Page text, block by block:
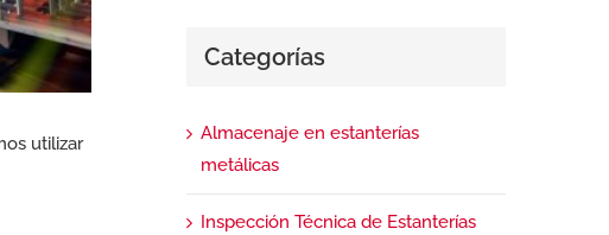
utilizar
Categorías
Almacenaje en estanterías
metálicas
Inspección Técnica de Estanterías